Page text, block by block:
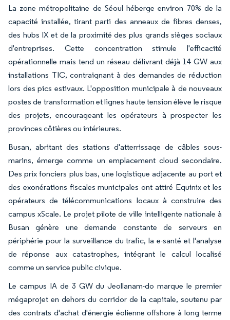
La zone métropolitaine de Séoul héberge environ 70% de la
capacité installée, tirant parti des anneaux de fibres denses,
des hubs IX et de la proximité des plus grands sièges sociaux
d'entreprises. Cette concentration stimule l'efficacité
opérationnelle mais tend un réseau délivrant déjà 14 GW aux
installations TIC, contraignant à des demandes de réduction
lors des pics estivaux. L'opposition municipale à de nouveaux
postes de transformation et lignes haute tension élève le risque
des projets, encourageant les opérateurs à prospecter les
provinces côtières ou intérieures.
Busan, abritant des stations d'atterrissage de câbles sous-
marins, émerge comme un emplacement cloud secondaire.
Des prix fonciers plus bas, une logistique adjacente au port et
des exonérations fiscales municipales ont attiré Equinix et les
opérateurs de télécommunications locaux à construire des
campus xScale. Le projet pilote de ville intelligente nationale à
Busan génère une demande constante de serveurs en
périphérie pour la surveillance du trafic, la e-santé et l'analyse
de réponse aux catastrophes, intégrant le calcul localisé
comme un service public civique.
Le campus IA de 3 GW du Jeollanam-do marque le premier
mégaprojet en dehors du corridor de la capitale, soutenu par
des contrats d'achat d'énergie éolienne offshore à long terme